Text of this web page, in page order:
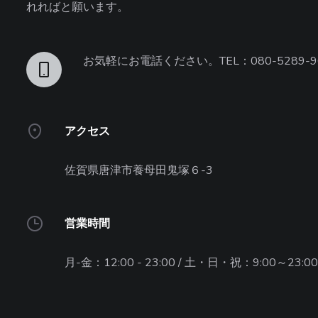
れればと願います。
お気軽にお電話ください。TEL：080-5289-
アクセス
佐賀県唐津市養母田鬼塚６-3
営業時間
月-金：12:00 - 23:00 / 土・日・祝：9:00～23:00